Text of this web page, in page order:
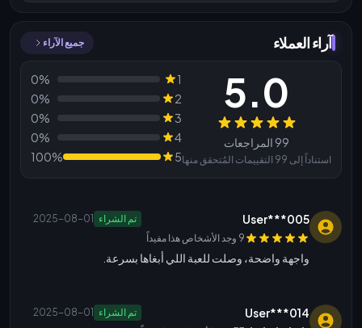
آراء العملاء جميع الآراء
المراجعات
5.0
99 المراجعات
استناداً إلى 99 التقييمات المُتحقق منها
1
0%
2
0%
3
0%
4
0%
5
100%
User***005 تم الشراء 2025-08-01
9 وجد الأشخاص هذا مفيداً
واجهة واضحة، وصلت للعبة اللي أبغاها بسرعة.
User***014 تم الشراء 2025-08-01